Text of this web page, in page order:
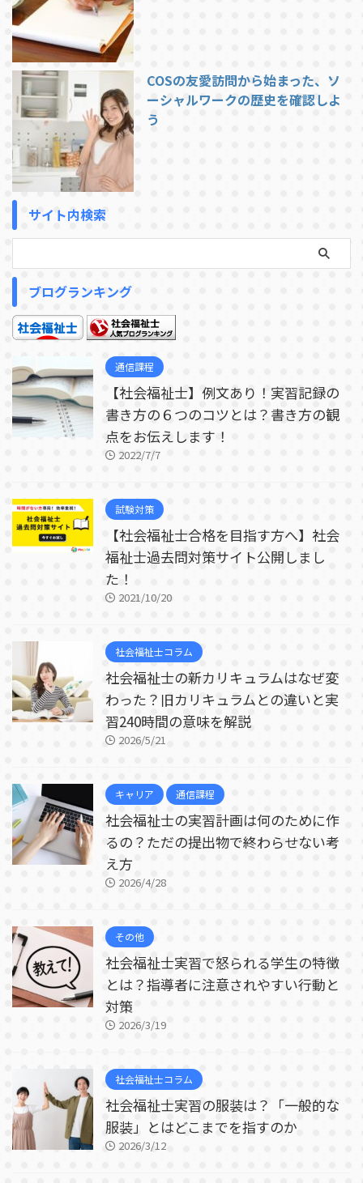
COSの友愛訪問から始まった、ソ
ーシャルワークの歴史を確認しよ
う
サイト内検索
ブログランキング
通信課程
【社会福祉士】例文あり！実習記録の
書き方の６つのコツとは？書き方の観
点をお伝えします！
2022/7/7
試験対策
【社会福祉士合格を目指す方へ】社会
福祉士過去問対策サイト公開しまし
た！
2021/10/20
社会福祉士コラム
社会福祉士の新カリキュラムはなぜ変
わった？旧カリキュラムとの違いと実
習240時間の意味を解説
2026/5/21
キャリア 通信課程
社会福祉士の実習計画は何のために作
るの？ただの提出物で終わらせない考
え方
2026/4/28
その他
社会福祉士実習で怒られる学生の特徴
とは？指導者に注意されやすい行動と
対策
2026/3/19
社会福祉士コラム
社会福祉士実習の服装は？「一般的な
服装」とはどこまでを指すのか
2026/3/12